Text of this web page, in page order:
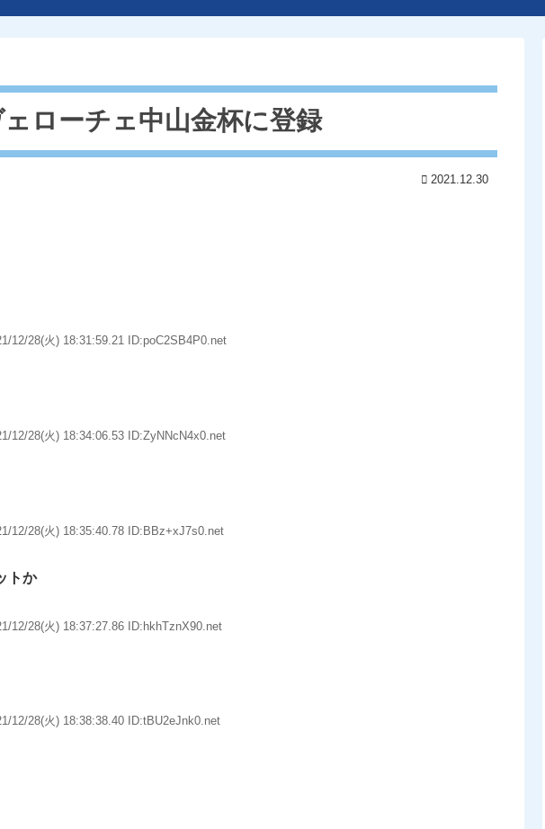
ェローチェ中山金杯に登録
2021.12.30
12/28(火) 18:31:59.21 ID:poC2SB4P0.net
12/28(火) 18:34:06.53 ID:ZyNNcN4x0.net
12/28(火) 18:35:40.78 ID:BBz+xJ7s0.net
トか
12/28(火) 18:37:27.86 ID:hkhTznX90.net
12/28(火) 18:38:38.40 ID:tBU2eJnk0.net